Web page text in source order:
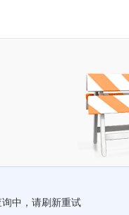
中，请刷新重试